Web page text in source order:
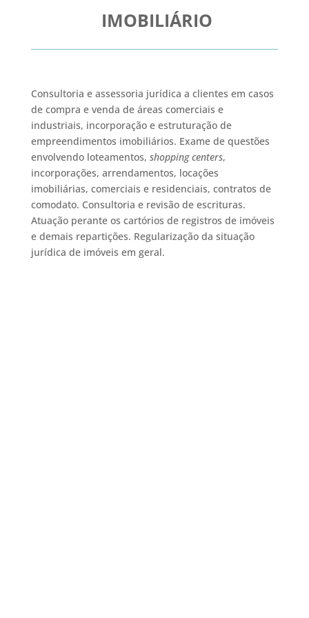
IMOBILIÁRIO
Consultoria e assessoria jurídica a clientes em casos
de compra e venda de áreas comerciais e
industriais, incorporação e estruturação de
empreendimentos imobiliários. Exame de questões
envolvendo loteamentos, shopping centers,
incorporações, arrendamentos, locações
imobiliárias, comerciais e residenciais, contratos de
comodato. Consultoria e revisão de escrituras.
Atuação perante os cartórios de registros de imóveis
e demais repartições. Regularização da situação
jurídica de imóveis em geral.